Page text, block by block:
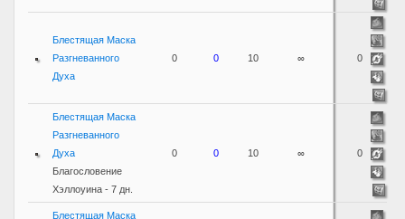
Блестящая Маска
Разгневанного
Духа
0 0 10 ∞ 0
Блестящая Маска
Разгневанного
Духа
Благословение
Хэллоуина - 7 дн.
0 0 10 ∞ 0
Блестящая Маска